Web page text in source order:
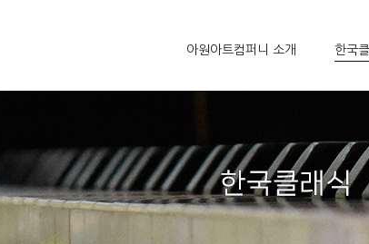
아원아트컴퍼니 소개 한국